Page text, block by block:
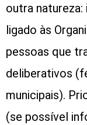
outra
ligado às
pessoas que
deliberativos
municipais).
(se possível